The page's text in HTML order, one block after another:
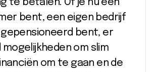
te betalen. Of je nu een
bent, een eigen bedrijf
bent, er
mogelijkheden om slim
om te gaan en de